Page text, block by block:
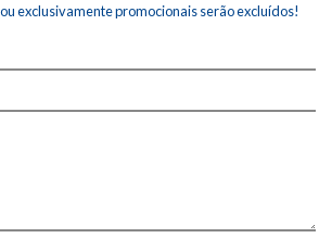
exclusivamente promocionais serão excluídos!